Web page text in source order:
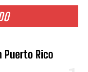
Puerto Rico